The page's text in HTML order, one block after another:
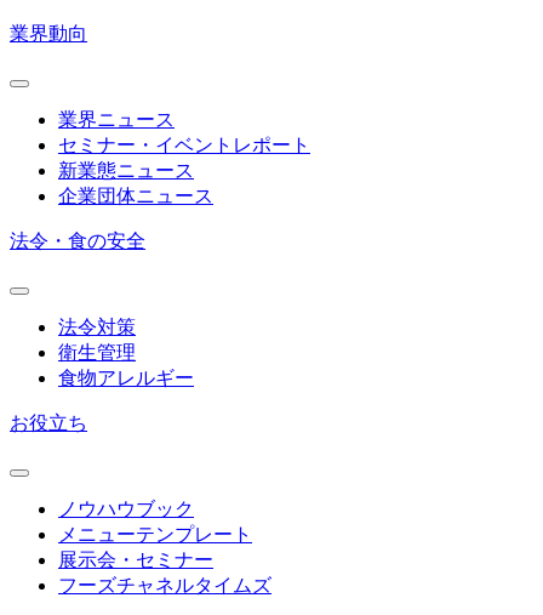
業界動向
業界ニュース
セミナー・イベントレポート
新業態ニュース
企業団体ニュース
法令・食の安全
法令対策
衛生管理
食物アレルギー
お役立ち
ノウハウブック
メニューテンプレート
展示会・セミナー
フーズチャネルタイムズ